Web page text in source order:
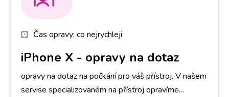
Čas opravy: co nejrychleji
iPhone X - opravy na dotaz
opravy na dotaz na počkání pro váš přístroj. V našem
servise specializovaném na přístroj opravíme